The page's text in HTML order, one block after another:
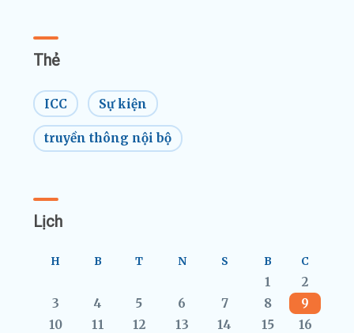
Thẻ
ICC Sự kiện
truyền thông nội bộ
Lịch
H B T N S B C
1
2
3
4 5 6 7 8
9
10
11 12 13 14 15
16